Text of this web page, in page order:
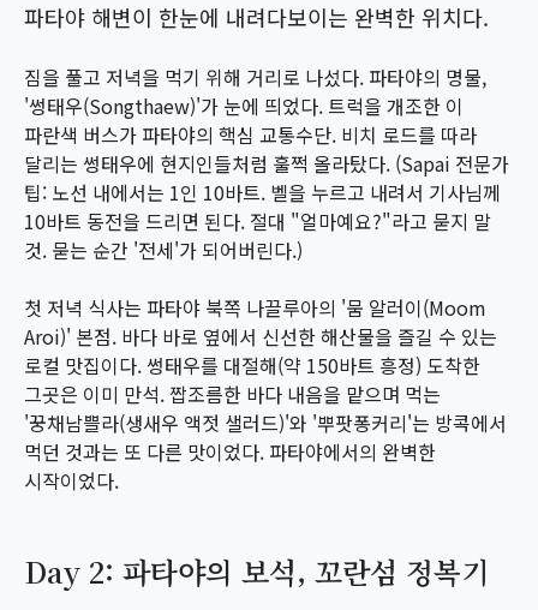
파타야 해변이 한눈에 내려다보이는 완벽한 위치다.
짐을 풀고 저녁을 먹기 위해 거리로 나섰다. 파타야의 명물,
'썽태우(Songthaew)'가 눈에 띄었다. 트럭을 개조한 이
파란색 버스가 파타야의 핵심 교통수단. 비치 로드를 따라
달리는 썽태우에 현지인들처럼 훌쩍 올라탔다. (Sapai 전문가
팁: 노선 내에서는 1인 10바트. 벨을 누르고 내려서 기사님께
10바트 동전을 드리면 된다. 절대 "얼마예요?"라고 묻지 말
것. 묻는 순간 '전세'가 되어버린다.)
첫 저녁 식사는 파타야 북쪽 나끌루아의 '뭄 알러이(Moom
Aroi)' 본점. 바다 바로 옆에서 신선한 해산물을 즐길 수 있는
로컬 맛집이다. 썽태우를 대절해(약 150바트 흥정) 도착한
그곳은 이미 만석. 짭조름한 바다 내음을 맡으며 먹는
'꿍채남쁠라(생새우 액젓 샐러드)'와 '뿌팟퐁커리'는 방콕에서
먹던 것과는 또 다른 맛이었다. 파타야에서의 완벽한
시작이었다.
Day 2: 파타야의 보석, 꼬란섬 정복기